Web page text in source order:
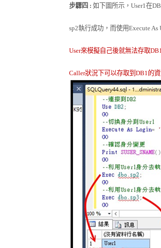
步驟四 : 如下圖所示， User1 在
sp2執行成功 ，而使用Execute As
User來模擬自己後就無法存取DB1
Caller狀況下可以存取到 DB1 的